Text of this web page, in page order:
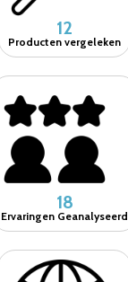
12
Producten vergeleken
18
Ervaringen Geanalyseerd